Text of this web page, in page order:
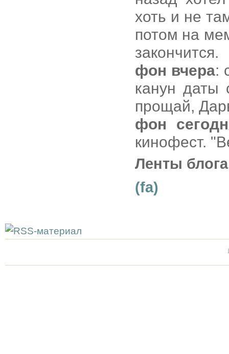
хоть и не
потом на
закончится.
фон вчера:
канун даты
прощай,
фон
кинофест.
Ленты
(fa)